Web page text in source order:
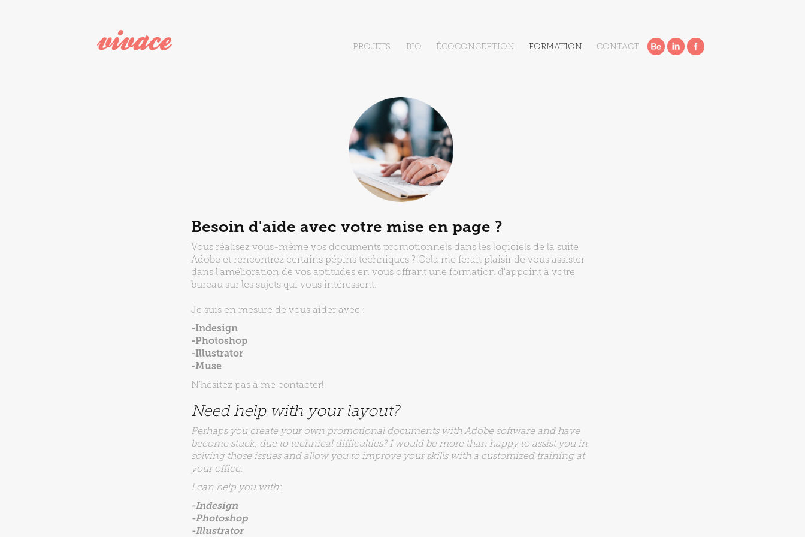
PROJETS BIO ÉCOCONCEPTION FORMATION CONTACT
Besoin d'aide avec votre mise en page ?
Vous réalisez vous-même vos documents promotionnels dans les logiciels de la suite
Adobe et rencontrez certains pépins techniques ? Cela me ferait plaisir de vous assister
dans l'amélioration de vos aptitudes en vous offrant une formation d'appoint à votre
bureau sur les sujets qui vous intéressent.
Je suis en mesure de vous aider avec :
-Indesign
-Photoshop
-Illustrator
-Muse
N'hésitez pas à me contacter!
Need help with your layout?
Perhaps you create your own promotional documents with Adobe software and have
become stuck, due to technical difficulties? I would be more than happy to assist you in
solving those issues and allow you to improve your skills with a customized training at
your office.
I can help you with:
-Indesign
-Photoshop
-Illustrator